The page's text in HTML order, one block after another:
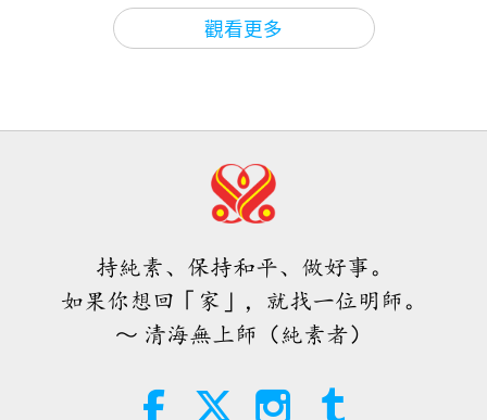
觀看更多
2026-08-06
25:38
3:46
「快速充電」是一種美妙的方法，能
時，重新與內在上帝連結
焦點新聞 2026-08-05 1483
持純素、保持和平、做好事。
如果你想回「家」，就找一位明師。
～ 清海無上師（純素者）